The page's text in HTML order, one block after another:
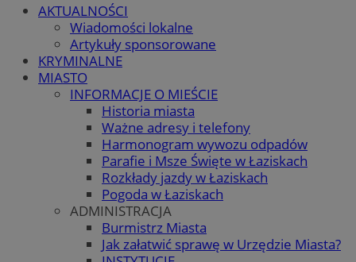
AKTUALNOŚCI
Wiadomości lokalne
Artykuły sponsorowane
KRYMINALNE
MIASTO
INFORMACJE O MIEŚCIE
Historia miasta
Ważne adresy i telefony
Harmonogram wywozu odpadów
Parafie i Msze Święte w Łaziskach
Rozkłady jazdy w Łaziskach
Pogoda w Łaziskach
ADMINISTRACJA
Burmistrz Miasta
Jak załatwić sprawę w Urzędzie Miasta?